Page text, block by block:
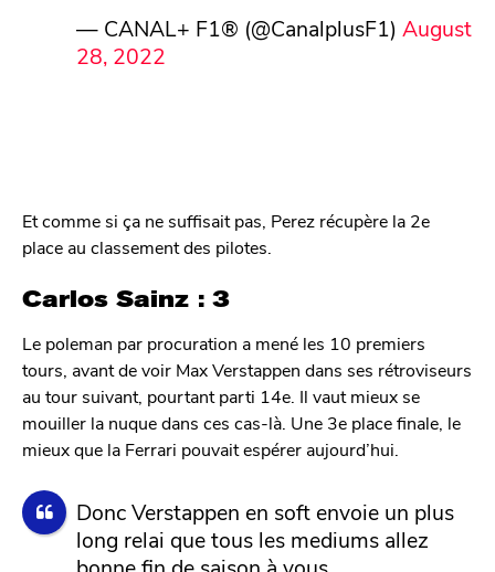
— CANAL+ F1® (@CanalplusF1) August
28, 2022
Et comme si ça ne suffisait pas, Perez récupère la 2e
place au classement des pilotes.
Carlos Sainz : 3
Le poleman par procuration a mené les 10 premiers
tours, avant de voir Max Verstappen dans ses rétroviseurs
au tour suivant, pourtant parti 14e. Il vaut mieux se
mouiller la nuque dans ces cas-là. Une 3e place finale, le
mieux que la Ferrari pouvait espérer aujourd’hui.
Donc Verstappen en soft envoie un plus
long relai que tous les mediums allez